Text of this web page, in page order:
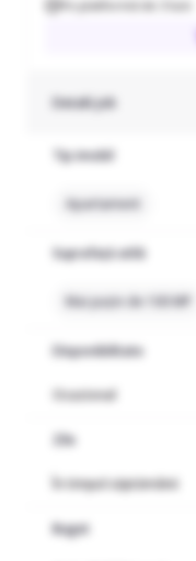
Pe platformă de 3 luni
Detalii job
Tip imobil
Apartament
Suprafață utilă
Mai puțin de 100 MP
Disponibilitate
Ocazional
Zile
În timpul săptămânii
Buget